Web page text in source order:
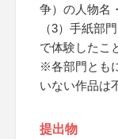
争）の人物名
（3）手紙部
で体験したこ
※各部門とも
いない作品は
提出物